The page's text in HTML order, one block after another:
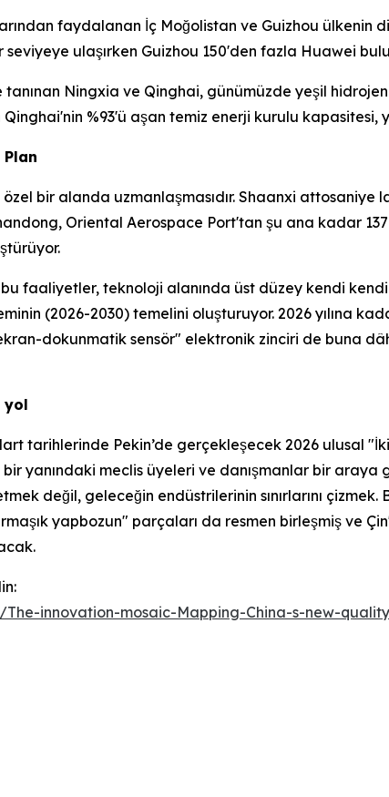
faydalanan İç Moğolistan ve Guizhou ülkenin
seviyeye ulaşırken Guizhou 150'den fazla Huawei
Ningxia ve Qinghai, günümüzde yeşil
%93'ü aşan temiz enerji kurulu kapasitesi,
Plan
bir alanda uzmanlaşmasıdır. Shaanxi attosaniye
Oriental Aerospace Port'tan şu ana kadar
bu faaliyetler, teknoloji alanında üst düzey kendi
(2026-2030) temelini oluşturuyor. 2026 yılına
dokunmatik sensör" elektronik zinciri de buna
yol
tarihlerinde Pekin’de gerçekleşecek 2026 ulusal
yanındaki meclis üyeleri ve danışmanlar bir
değil, geleceğin endüstrilerinin sınırlarını
yapbozun" parçaları da resmen birleşmiş ve
innovation-mosaic-Mapping-China-s-new-